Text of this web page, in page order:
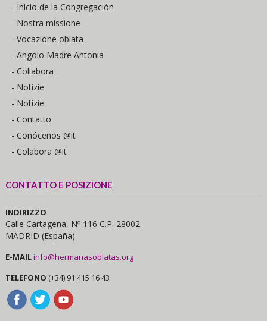
- Inicio de la Congregación
- Nostra missione
- Vocazione oblata
- Angolo Madre Antonia
- Collabora
- Notizie
- Notizie
- Contatto
- Conócenos @it
- Colabora @it
CONTATTO E POSIZIONE
INDIRIZZO
Calle Cartagena, Nº 116 C.P. 28002
MADRID (España)
E-MAILinfo@hermanasoblatas.org
TELEFONO (+34) 91 415 16 43